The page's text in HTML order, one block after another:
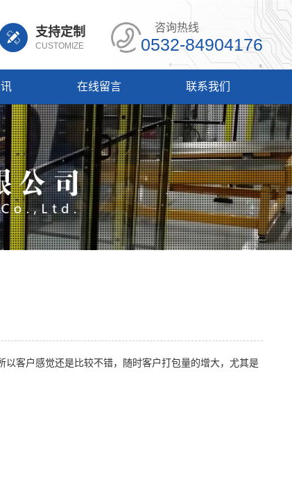
支持定制
CUSTOMIZE
咨询热线
0532-84904176
在线留言 联系我们
客户感觉还是比较不错，随时客户打包量的增大，尤其是